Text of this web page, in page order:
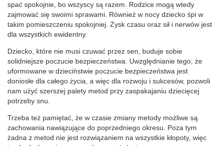
spać spokojnie, bo wszyscy są razem. Rodzice mogą wtedy
zajmować się swoimi sprawami. Również w nocy dziecko śpi w
takim pomieszczeniu spokojniej. Zysk czasu oraz sił i nerwów jest
dla wszystkich ewidentny.
Dziecko, które nie musi czuwać przez sen, buduje sobie
solidniejsze poczucie bezpieczeństwa. Uwzględnianie tego, że
uformowane w dzieciństwie poczucie bezpieczeństwa jest
doniosłe dla całego życia, a więc dla rozwoju i sukcesów, pozwoli
nam użyć szerszej palety metod przy zaspakajaniu dziecięcej
potrzeby snu.
Trzeba też pamiętać, że w czasie zmiany metody możliwe są
zachowania nawiązujące do poprzedniego okresu. Poza tym
żadna z metod nie jest rozwiązaniem na wszystkie kłopoty, więc